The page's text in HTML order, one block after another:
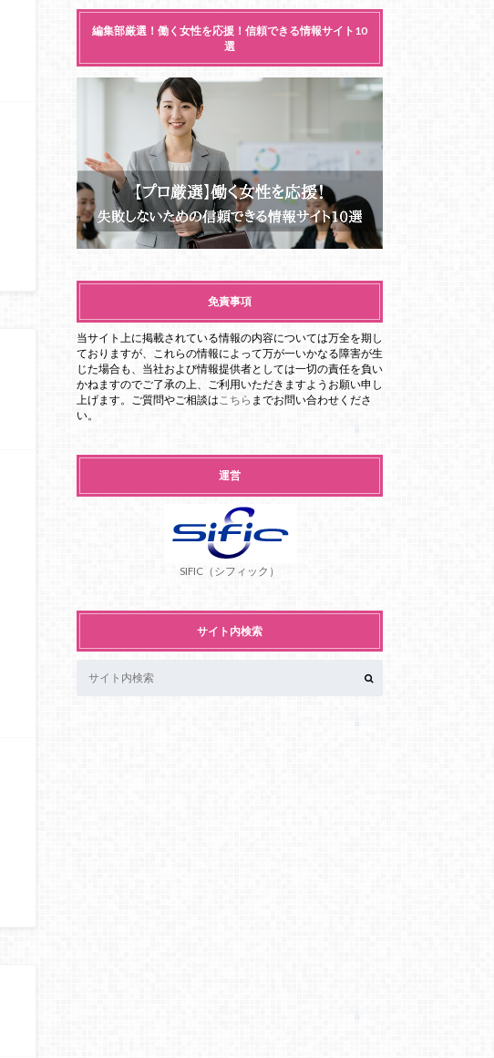
編集部厳選！働く女性を応援！信頼できる情報サイト10
選
免責事項
当サイト上に掲載されている情報の内容については万全を期し
ておりますが、これらの情報によって万が一いかなる障害が生
じた場合も、当社および情報提供者としては一切の責任を負い
かねますのでご了承の上、ご利用いただきますようお願い申し
上げます。ご質問やご相談は こちら までお問い合わせくださ
い。
運営
SIFIC（シフィック）
サイト内検索